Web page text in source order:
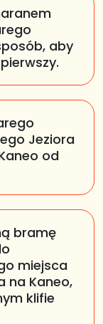
aby
Jeziora
od
bramę
miejsca
na Kaneo,
klifie